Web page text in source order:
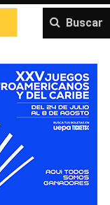
Buscar